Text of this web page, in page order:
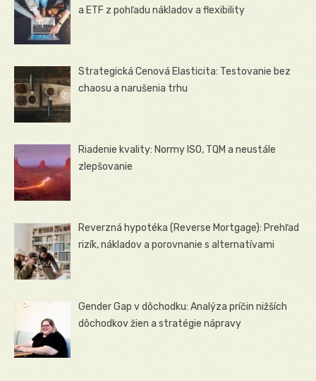
a ETF z pohľadu nákladov a flexibility
Strategická Cenová Elasticita: Testovanie bez
chaosu a narušenia trhu
Riadenie kvality: Normy ISO, TQM a neustále
zlepšovanie
Reverzná hypotéka (Reverse Mortgage): Prehľad
rizík, nákladov a porovnanie s alternatívami
Gender Gap v dôchodku: Analýza príčin nižších
dôchodkov žien a stratégie nápravy